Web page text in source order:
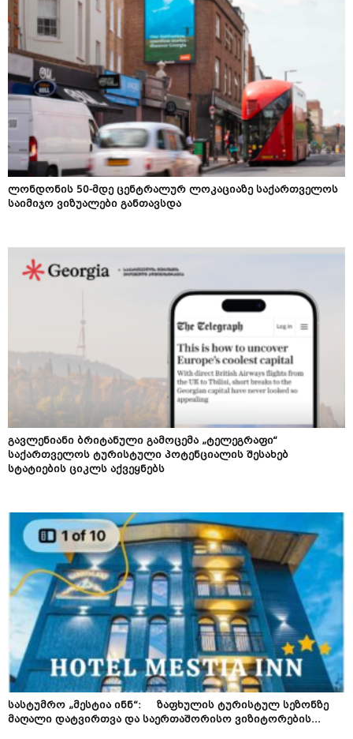
ლონდონის 50-მდე ცენტრალურ ლოკაციაზე საქართველოს
საიმიჯო ვიზუალები განთავსდა
გავლენიანი ბრიტანული გამოცემა „ტელეგრაფი“
საქართველოს ტურისტული პოტენციალის შესახებ
სტატიების ციკლს აქვეყნებს
სასტუმრო „მესტია ინნ“: ზაფხულის ტურისტულ სეზონზე
მაღალი დატვირთვა და საერთაშორისო ვიზიტორების...